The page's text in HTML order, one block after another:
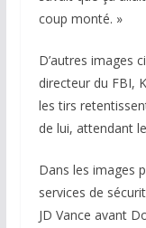
coup monté. »
D’autres images
directeur du FBI,
les tirs
de lui, attendant
Dans les images
services de
JD Vance avant